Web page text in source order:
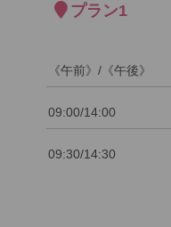
プラン1
《午前》/《午後》
09:00/14:00
09:30/14:30